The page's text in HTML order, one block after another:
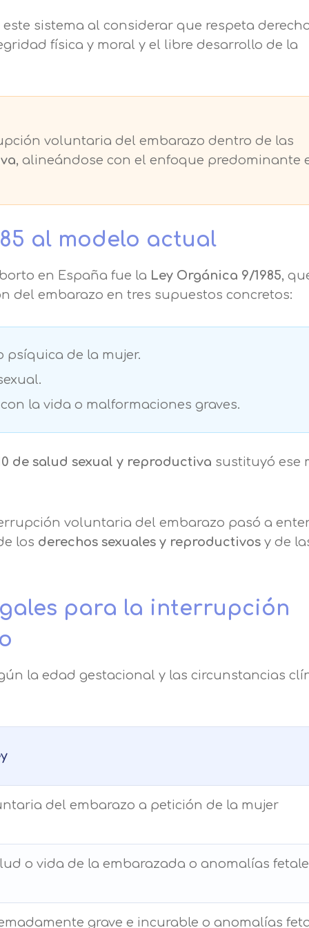
sistema al considerar que respeta
física y moral y el libre desarrollo de la
voluntaria del embarazo dentro de las
, alineándose con el enfoque predominante
al modelo actual
en España fue la Ley Orgánica 9/1985,
del embarazo en tres supuestos concretos:
psíquica de la mujer.
la vida o malformaciones graves.
de salud sexual y reproductiva sustituyó ese
voluntaria del embarazo pasó a
los derechos sexuales y reproductivos y de
para la interrupción
la edad gestacional y las circunstancias
del embarazo a petición de la mujer
o vida de la embarazada o anomalías
grave e incurable o anomalías